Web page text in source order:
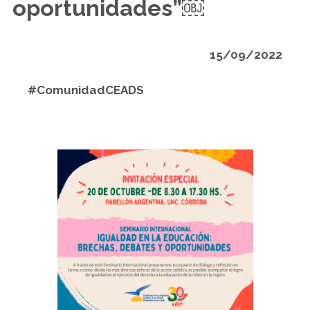
oportunidades”￼
15/09/2022
#ComunidadCEADS